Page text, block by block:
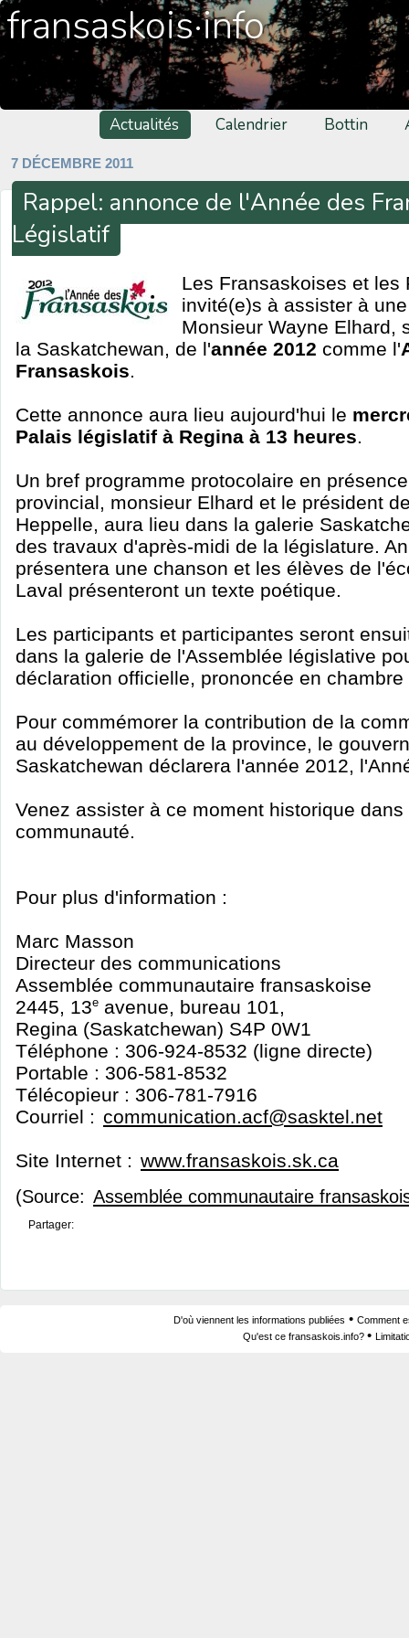
fransaskois·info
Actualités Calendrier Bottin
7 DÉCEMBRE 2011
Rappel: annonce de l'Année des
Législatif
Les Fransaskoises et les
invité(e)s à assister à
Monsieur Wayne Elhard,
la Saskatchewan, de l'année 2012 comme l'
Fransaskois.
Cette annonce aura lieu aujourd'hui le
Palais législatif à Regina à 13 heures.
Un bref programme protocolaire en
provincial, monsieur Elhard et le président
Heppelle, aura lieu dans la galerie
des travaux d'après-midi de la législature.
présentera une chanson et les élèves de
Laval présenteront un texte poétique.
Les participants et participantes seront
dans la galerie de l'Assemblée législative
déclaration officielle, prononcée en chambre
Pour commémorer la contribution de la
au développement de la province, le
Saskatchewan déclarera l'année 2012,
Venez assister à ce moment historique
communauté.
Pour plus d'information :
Marc Masson
Directeur des communications
Assemblée communautaire fransaskoise
2445, 13e avenue, bureau 101,
Regina (Saskatchewan) S4P 0W1
Téléphone : 306-924-8532 (ligne directe)
Portable : 306-581-8532
Télécopieur : 306-781-7916
Courriel : communication.acf@sasktel.net
Site Internet : www.fransaskois.sk.ca
(Source: Assemblée communautaire
Partager:
D'où viennent les informations publiées • Comment
Qu'est ce fransaskois.info? •